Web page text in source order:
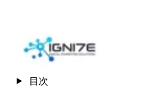
目次